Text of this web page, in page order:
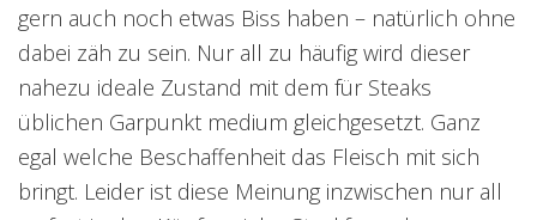
gern auch noch etwas Biss haben – natürlich ohne
dabei zäh zu sein. Nur all zu häufig wird dieser
nahezu ideale Zustand mit dem für Steaks
üblichen Garpunkt medium gleichgesetzt. Ganz
egal welche Beschaffenheit das Fleisch mit sich
bringt. Leider ist diese Meinung inzwischen nur all